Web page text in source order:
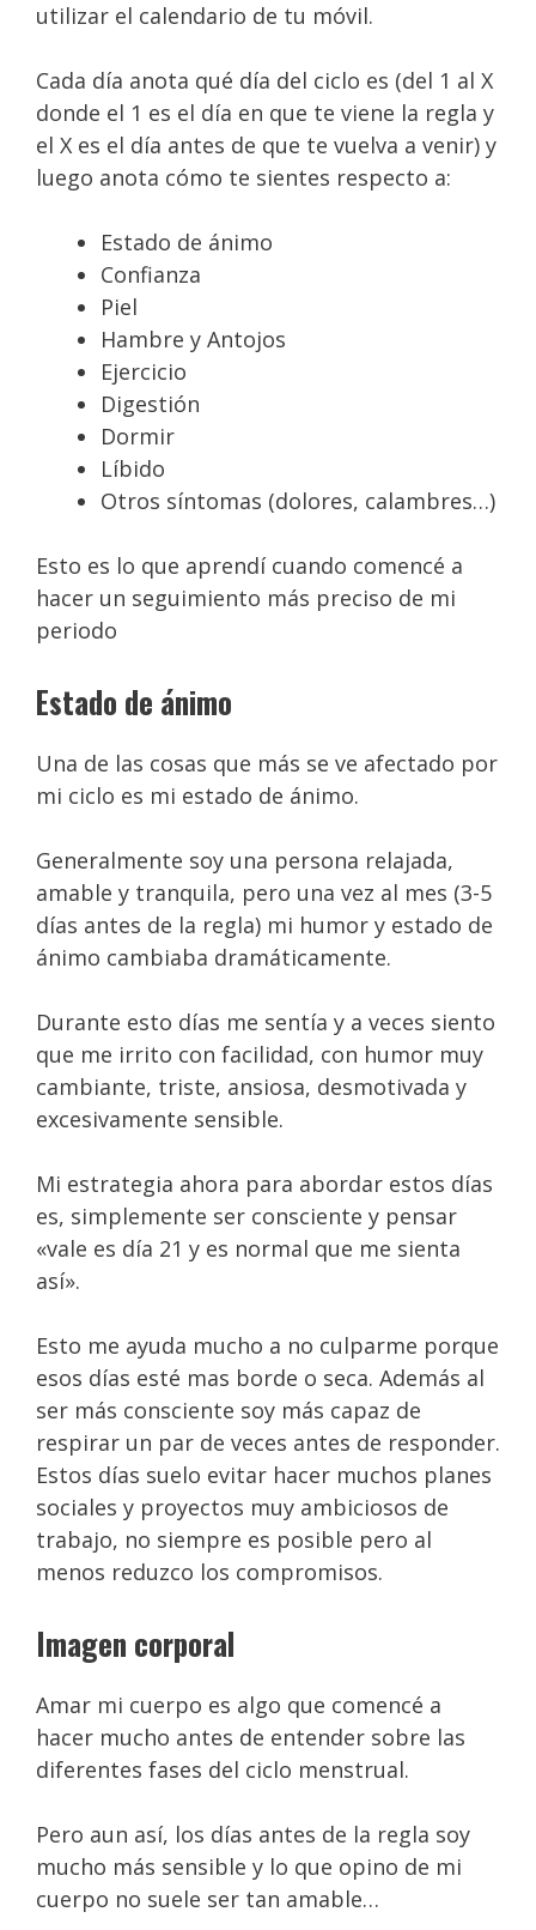
utilizar el calendario de tu móvil.
Cada día anota qué día del ciclo es (del 1 al X
donde el 1 es el día en que te viene la regla y
el X es el día antes de que te vuelva a venir) y
luego anota cómo te sientes respecto a:
Estado de ánimo
Confianza
Piel
Hambre y Antojos
Ejercicio
Digestión
Dormir
Líbido
Otros síntomas (dolores, calambres…)
Esto es lo que aprendí cuando comencé a
hacer un seguimiento más preciso de mi
periodo
Estado de ánimo
Una de las cosas que más se ve afectado por
mi ciclo es mi estado de ánimo.
Generalmente soy una persona relajada,
amable y tranquila, pero una vez al mes (3-5
días antes de la regla) mi humor y estado de
ánimo cambiaba dramáticamente.
Durante esto días me sentía y a veces siento
que me irrito con facilidad, con humor muy
cambiante, triste, ansiosa, desmotivada y
excesivamente sensible.
Mi estrategia ahora para abordar estos días
es, simplemente ser consciente y pensar
«vale es día 21 y es normal que me sienta
así».
Esto me ayuda mucho a no culparme porque
esos días esté mas borde o seca. Además al
ser más consciente soy más capaz de
respirar un par de veces antes de responder.
Estos días suelo evitar hacer muchos planes
sociales y proyectos muy ambiciosos de
trabajo, no siempre es posible pero al
menos reduzco los compromisos.
Imagen corporal
Amar mi cuerpo es algo que comencé a
hacer mucho antes de entender sobre las
diferentes fases del ciclo menstrual.
Pero aun así, los días antes de la regla soy
mucho más sensible y lo que opino de mi
cuerpo no suele ser tan amable…